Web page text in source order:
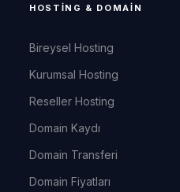
HOSTING & DOMAIN
Bireysel Hosting
Kurumsal Hosting
Reseller Hosting
Domain Kaydı
Domain Transferi
Domain Fiyatları